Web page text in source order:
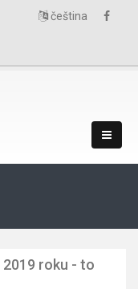
čeština
2019 roku - to